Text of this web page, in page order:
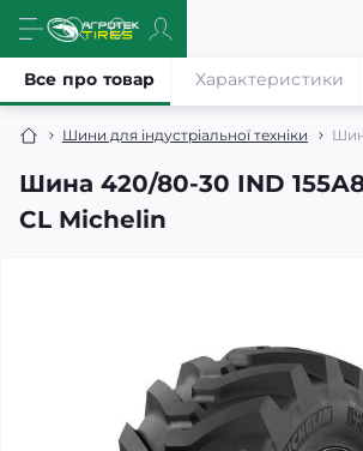
Шини для індустріальної техніки
Шина 420/80-30 IND
CL Michelin
Все про товар Характеристики